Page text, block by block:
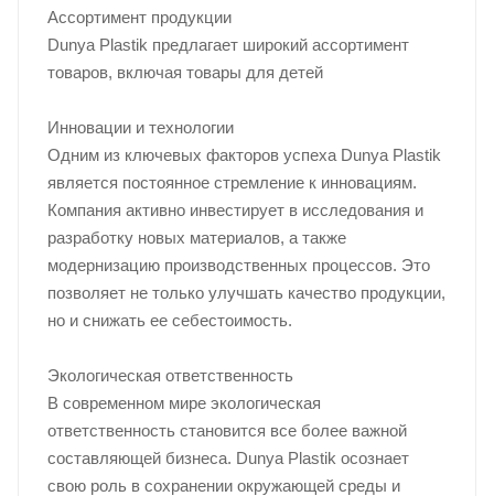
Ассортимент продукции
Dunya Plastik предлагает широкий ассортимент
товаров, включая товары для детей
Инновации и технологии
Одним из ключевых факторов успеха Dunya Plastik
является постоянное стремление к инновациям.
Компания активно инвестирует в исследования и
разработку новых материалов, а также
модернизацию производственных процессов. Это
позволяет не только улучшать качество продукции,
но и снижать ее себестоимость.
Экологическая ответственность
В современном мире экологическая
ответственность становится все более важной
составляющей бизнеса. Dunya Plastik осознает
свою роль в сохранении окружающей среды и